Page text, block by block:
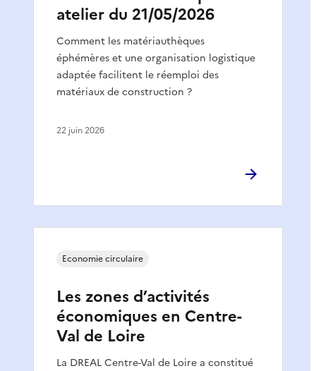
atelier du 21/05/2026
Comment les matériauthèques
éphémères et une organisation logistique
adaptée facilitent le réemploi des
matériaux de construction ?
22 juin 2026
Les zones d’activités
économiques en Centre-
Val de Loire
La DREAL Centre-Val de Loire a constitué
Economie circulaire